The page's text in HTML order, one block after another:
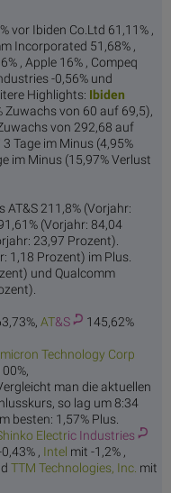
vor Ibiden Co.Ltd 61,11% ,
Incorporated 51,68% ,
, Apple 16% , Compeq
-0,56% und
Highlights: Ibiden
Zuwachs von 60 auf 69,5),
von 292,68 auf
3 Tage im Minus (4,95%
im Minus (15,97% Verlust
211,8% (Vorjahr:
(Vorjahr: 84,04
23,97 Prozent).
1,18 Prozent) im Plus.
und Qualcomm
AT&S
145,62%
Technology Corp
man die aktuellen
so lag um 8:34
besten: 1,57% Plus.
Electric Industries
, Intel mit -1,2% ,
TTM Technologies, Inc. mit